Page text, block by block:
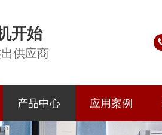
开始
供应商
产品中心 应用案例